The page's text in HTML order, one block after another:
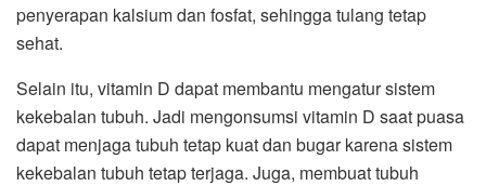
penyerapan kalsium dan fosfat, sehingga tulang tetap
sehat.
Selain itu, vitamin D dapat membantu mengatur sistem
kekebalan tubuh. Jadi mengonsumsi vitamin D saat puasa
dapat menjaga tubuh tetap kuat dan bugar karena sistem
kekebalan tubuh tetap terjaga. Juga, membuat tubuh